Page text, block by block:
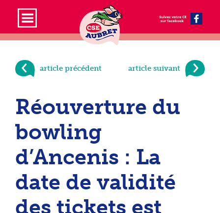
article précédent article suivant
Réouverture du
bowling
d’Ancenis : La
date de validité
des tickets est